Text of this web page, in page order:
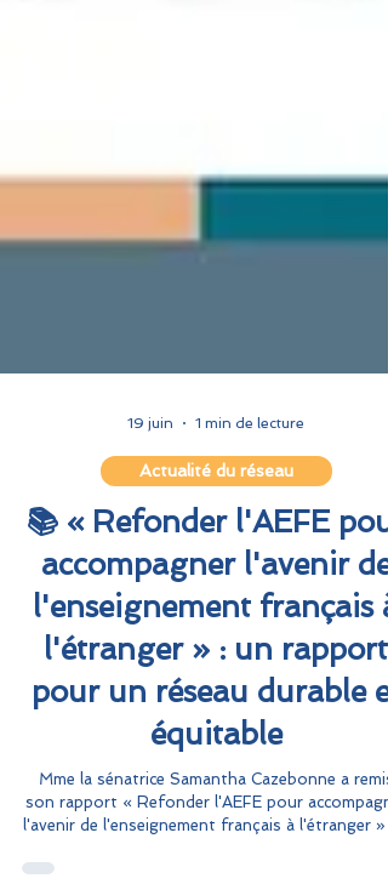
19 juin 1 min de lecture
Actualité du réseau
📚 « Refonder l'AEFE pour
accompagner l'avenir de
l'enseignement français à
l'étranger » : un rapport
pour un réseau durable et
équitable
Mme la sénatrice Samantha Cazebonne a remis
l'avenir de l'enseignement français à l'étranger »